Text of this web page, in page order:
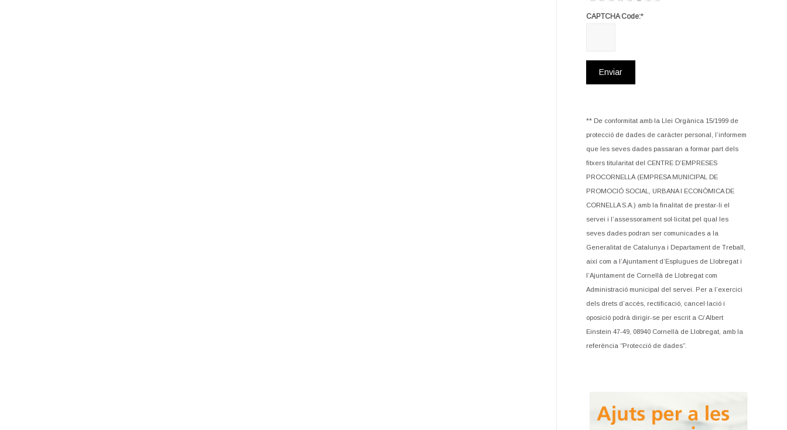
CAPTCHA Code:*
** De conformitat amb la Llei Orgànica 15/1999 de
protecció de dades de caràcter personal, l’informem
que les seves dades passaran a formar part dels
fitxers titularitat del CENTRE D’EMPRESES
PROCORNELLÀ (EMPRESA MUNICIPAL DE
PROMOCIÓ SOCIAL, URBANA I ECONÒMICA DE
CORNELLA S.A.) amb la finalitat de prestar-li el
servei i l’assessorament sol·licitat pel qual les
seves dades podran ser comunicades a la
Generalitat de Catalunya i Departament de Treball,
així com a l’Ajuntament d’Esplugues de Llobregat i
l’Ajuntament de Cornellà de Llobregat com
Administració municipal del servei. Per a l’exercici
dels drets d’accés, rectificació, cancel·lació i
oposició podrà dirigir-se per escrit a C/ Albert
Einstein 47-49, 08940 Cornellà de Llobregat, amb la
referència “Protecció de dades”.